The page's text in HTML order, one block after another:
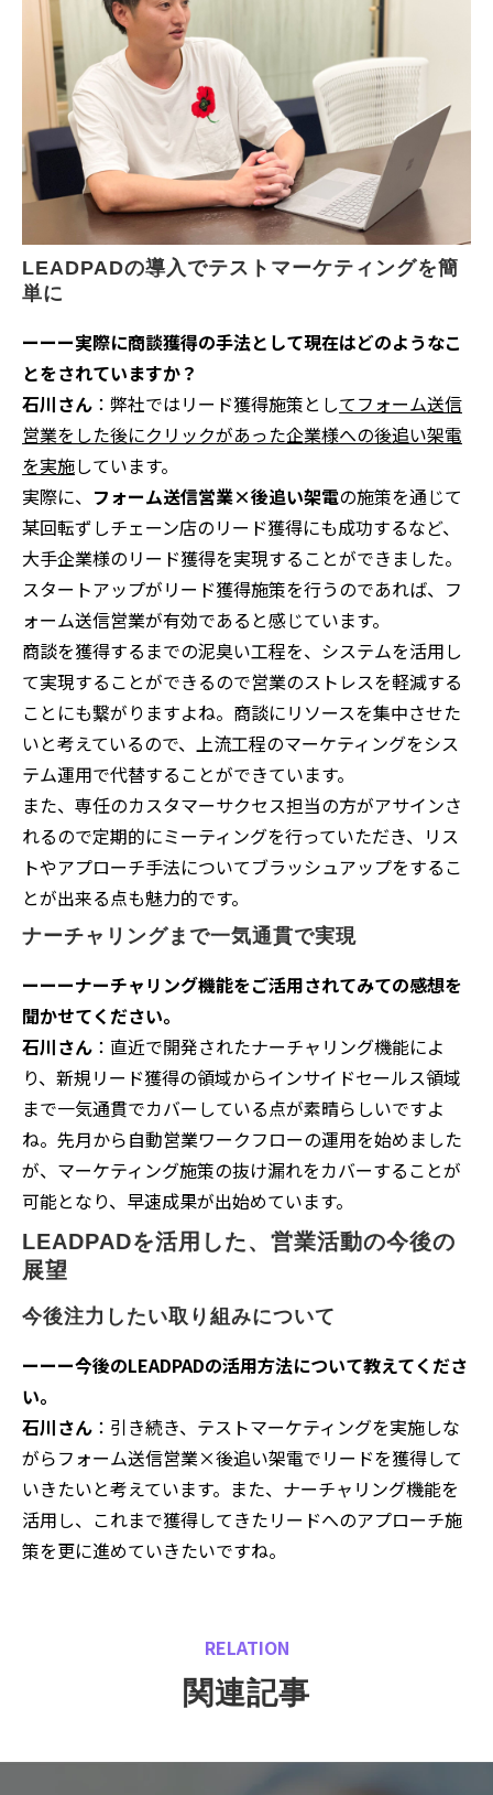
LEADPADの導入でテストマーケティングを簡
単に
ーーー実際に商談獲得の手法として現在はどのようなこ
とをされていますか？
石川さん ：弊社ではリード獲得施策としてフォーム送信
営業をした後にクリックがあった企業様への後追い架電
を実施しています。
実際に、 フォーム送信営業×後追い架電の施策を通じて
某回転ずしチェーン店のリード獲得にも成功するなど、
大手企業様のリード獲得を実現することができました。
スタートアップがリード獲得施策を行うのであれば、フ
ォーム送信営業が有効であると感じています。
商談を獲得するまでの泥臭い工程を、システムを活用し
て実現することができるので営業のストレスを軽減する
ことにも繋がりますよね。商談にリソースを集中させた
いと考えているので、上流工程のマーケティングをシス
テム運用で代替することができています。
また、専任のカスタマーサクセス担当の方がアサインさ
れるので定期的にミーティングを行っていただき、リス
トやアプローチ手法についてブラッシュアップをするこ
とが出来る点も魅力的です。
ナーチャリングまで一気通貫で実現
ーーーナーチャリング機能をご活用されてみての感想を
聞かせてください。
石川さん ：直近で開発されたナーチャリング機能によ
り、新規リード獲得の領域からインサイドセールス領域
まで一気通貫でカバーしている点が素晴らしいですよ
ね。先月から自動営業ワークフローの運用を始めました
が、マーケティング施策の抜け漏れをカバーすることが
可能となり、早速成果が出始めています。
LEADPADを活用した、営業活動の今後の
展望
今後注力したい取り組みについて
ーーー今後のLEADPADの活用方法について教えてくださ
い。
石川さん ：引き続き、テストマーケティングを実施しな
がらフォーム送信営業×後追い架電でリードを獲得して
いきたいと考えています。また、ナーチャリング機能を
活用し、これまで獲得してきたリードへのアプローチ施
策を更に進めていきたいですね。
RELATION
関連記事